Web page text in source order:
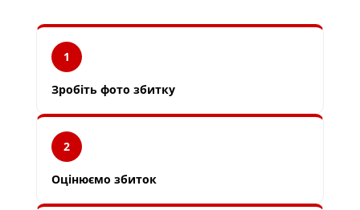
1
Зробіть фото збитку
2
Оцінюємо збиток